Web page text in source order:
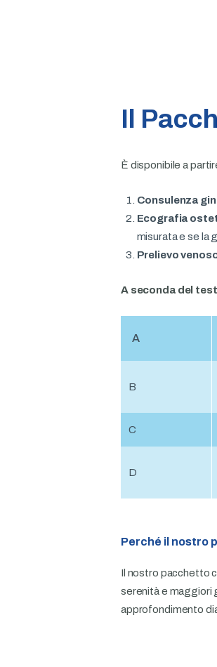
Il
È disponibile a
Consulenza
Ecografia
misurata e se la
Prelievo
A seconda del
A
B
C
D
Perché il nostro
Il nostro pacchetto
serenità e maggiori
approfondimento